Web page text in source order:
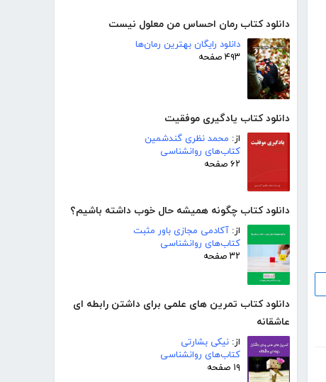
دانلود کتاب رمان احساس من معلول نیست
دانلود رایگان بهترین رمان‌ها
۴۹۳ صفحه
دانلود کتاب یادگیری موفقیت
از: محمد نظری گندشمین
کتاب‌های روانشناسی
۶۲ صفحه
دانلود کتاب چگونه همیشه حال خوب داشته باشیم؟
از: آکادمی مجازی باور مثبت
کتاب‌های روانشناسی
۳۲ صفحه
دانلود کتاب تمرین های علمی برای داشتن رابطه ای
عاشقانه
از: نیکی بشارتی
کتاب‌های روانشناسی
۱۹ صفحه